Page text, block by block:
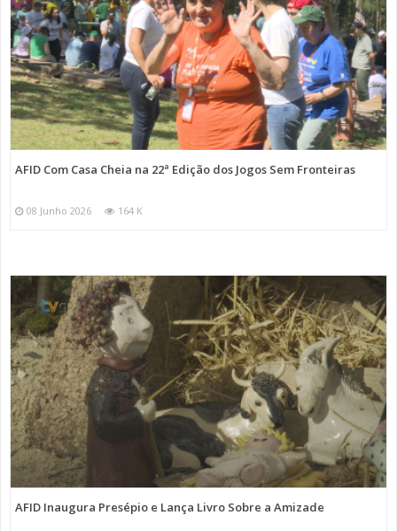
AFID Com Casa Cheia na 22ª Edição dos Jogos Sem Fronteiras
08 Junho 2026 164 K
AFID Inaugura Presépio e Lança Livro Sobre a Amizade